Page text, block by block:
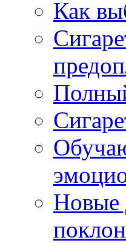
Как
Новые